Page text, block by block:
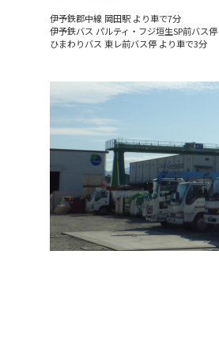
伊予鉄郡中線 岡田駅 より車で7分
伊予鉄バス パルティ・フジ垣生SP前バス
ひまわりバス 東レ前バス停 より車で3分